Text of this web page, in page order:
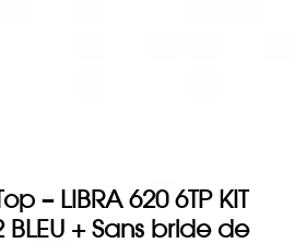
– LIBRA 620 6TP KIT
BLEU + Sans bride de